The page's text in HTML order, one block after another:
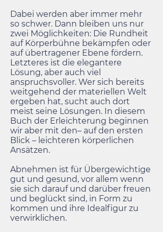
Dabei werden aber immer mehr
so schwer. Dann bleiben uns nur
zwei Möglichkeiten: Die Rundheit
auf Körperbühne bekämpfen oder
auf übertragener Ebene fördern.
Letzteres ist die elegantere
Lösung, aber auch viel
anspruchsvoller. Wer sich bereits
weitgehend der materiellen Welt
ergeben hat, sucht auch dort
meist seine Lösungen. In diesem
Buch der Erleichterung beginnen
wir aber mit den– auf den ersten
Blick – leichteren körperlichen
Ansätzen.
Abnehmen ist für Übergewichtige
gut und gesund, vor allem wenn
sie sich darauf und darüber freuen
und beglückt sind, in Form zu
kommen und ihre Idealfigur zu
verwirklichen.